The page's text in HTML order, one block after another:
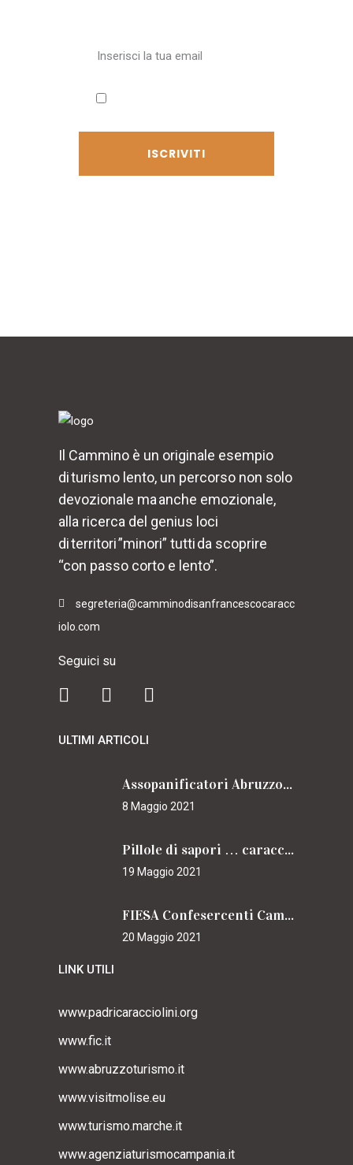
Il Cammino è un originale esempio
di turismo lento, un percorso non solo
devozionale ma anche emozionale,
alla ricerca del genius loci
di territori ”minori” tutti da scoprire
“con passo corto e lento”.
segreteria@camminodisanfrancescocaracc
iolo.com
Seguici su
ULTIMI ARTICOLI
Assopanificatori Abruzzo e Molise insieme per il Cammino
8 Maggio 2021
Pillole di sapori … caracciolini
19 Maggio 2021
FIESA Confesercenti Campania per il Cammino
20 Maggio 2021
LINK UTILI
www.padricaracciolini.org
www.fic.it
www.abruzzoturismo.it
www.visitmolise.eu
www.turismo.marche.it
www.agenziaturismocampania.it